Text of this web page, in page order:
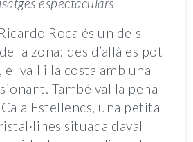
espectaculars
Roca és un dels
la zona: des d’allà es pot
vall i la costa amb una
També val la pena
Estellencs, una petita
situada davall